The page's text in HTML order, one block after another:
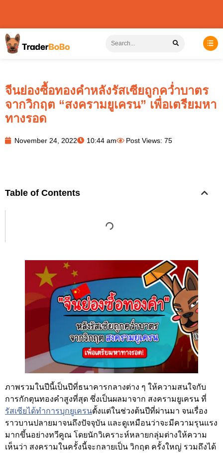
จีนย่องซื้อทองคำหลังรัสเซียถูกคว่ำบาตร
จากวิกฤต “สงครามยูเครน” เพื่อเตรียมหา
ทางรอด
November 24, 2022 10:44 am Post Views: 75
Table of Contents
ภาพรวมในปีนี้เป็นปีที่ธนาคารกลางต่าง ๆ ให้ความสนใจกับ
การกักตุนทองคำสูงที่สุด ซึ่งเป็นผลมาจาก สงครามยูเครน ที่
รัสเซียได้ทำการบุกยูเครนตั้งแต่ในช่วงต้นปีที่ผ่านมา จนเรื่อง
ราวบานปลายมาจนถึงปัจจุบัน และดูเหมือนว่าจะมีความรุนแรง
มากขึ้นอย่างทวีคูณ โดยนักวิเคราะห์หลายกลุ่มต่างให้ความ
เห็นว่า สงครามในครั้งนี้จะกลายเป็น วิกฤต ครั้งใหญ่ รวมถึงได้